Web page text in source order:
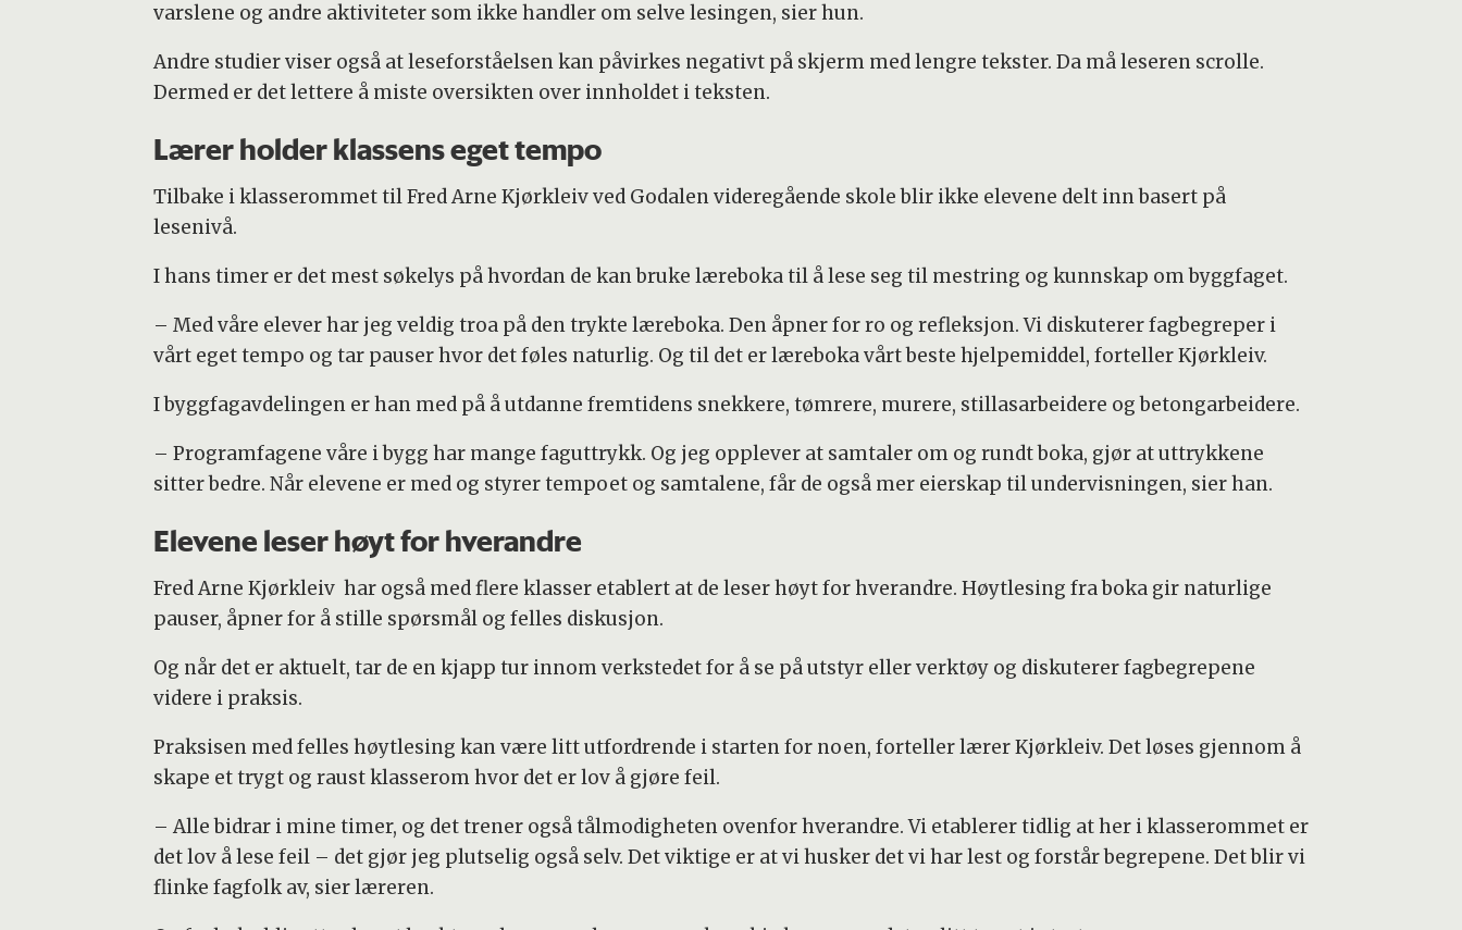
varslene og andre aktiviteter som ikke handler om selve lesingen, sier hun.
Andre studier viser også at leseforståelsen kan påvirkes negativt på skjerm med lengre tekster. Da må leseren scrolle.
Dermed er det lettere å miste oversikten over innholdet i teksten.
Lærer holder klassens eget tempo
Tilbake i klasserommet til Fred Arne Kjørkleiv ved Godalen videregående skole blir ikke elevene delt inn basert på
lesenivå.
I hans timer er det mest søkelys på hvordan de kan bruke læreboka til å lese seg til mestring og kunnskap om byggfaget.
– Med våre elever har jeg veldig troa på den trykte læreboka. Den åpner for ro og refleksjon. Vi diskuterer fagbegreper i
vårt eget tempo og tar pauser hvor det føles naturlig. Og til det er læreboka vårt beste hjelpemiddel, forteller Kjørkleiv.
I byggfagavdelingen er han med på å utdanne fremtidens snekkere, tømrere, murere, stillasarbeidere og betongarbeidere.
– Programfagene våre i bygg har mange faguttrykk. Og jeg opplever at samtaler om og rundt boka, gjør at uttrykkene
sitter bedre. Når elevene er med og styrer tempoet og samtalene, får de også mer eierskap til undervisningen, sier han.
Elevene leser høyt for hverandre
Fred Arne Kjørkleiv har også med flere klasser etablert at de leser høyt for hverandre. Høytlesing fra boka gir naturlige
pauser, åpner for å stille spørsmål og felles diskusjon.
Og når det er aktuelt, tar de en kjapp tur innom verkstedet for å se på utstyr eller verktøy og diskuterer fagbegrepene
videre i praksis.
Praksisen med felles høytlesing kan være litt utfordrende i starten for noen, forteller lærer Kjørkleiv. Det løses gjennom å
skape et trygt og raust klasserom hvor det er lov å gjøre feil.
– Alle bidrar i mine timer, og det trener også tålmodigheten ovenfor hverandre. Vi etablerer tidlig at her i klasserommet er
det lov å lese feil – det gjør jeg plutselig også selv. Det viktige er at vi husker det vi har lest og forstår begrepene. Det blir vi
flinke fagfolk av, sier læreren.